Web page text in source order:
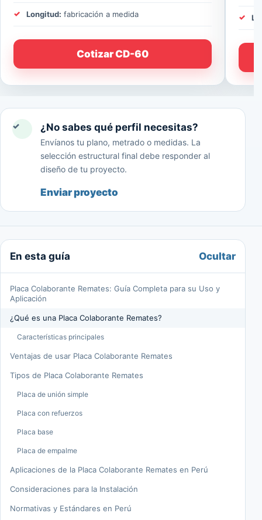
Longitud: fabricación a medida
Cotizar CD-60
✓ ¿No sabes qué perfil necesitas?
Envíanos tu plano, metrado o medidas. La
selección estructural final debe responder al
diseño de tu proyecto.
Enviar proyecto
En esta guía Ocultar
Placa Colaborante Remates: Guía Completa para su Uso y
Aplicación
¿Qué es una Placa Colaborante Remates?
Características principales
Ventajas de usar Placa Colaborante Remates
Tipos de Placa Colaborante Remates
Placa de unión simple
Placa con refuerzos
Placa base
Placa de empalme
Aplicaciones de la Placa Colaborante Remates en Perú
Consideraciones para la Instalación
Normativas y Estándares en Perú